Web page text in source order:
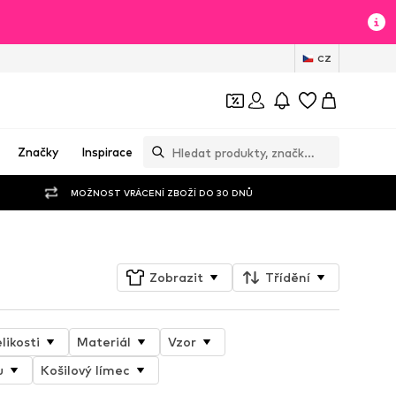
CZ
Značky Inspirace
MOŽNOST VRÁCENÍ ZBOŽÍ DO 30 DNŮ
Zobrazit Třídění
Materiál
Vzor
Košilový límec